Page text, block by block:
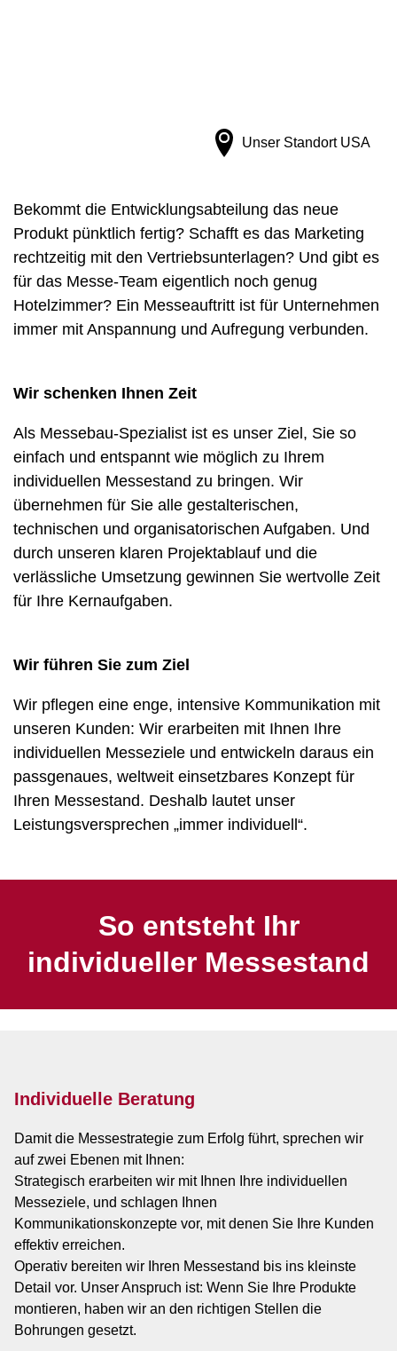
Unser Standort USA
Bekommt die Entwicklungsabteilung das neue
Produkt pünktlich fertig? Schafft es das Marketing
rechtzeitig mit den Vertriebsunterlagen? Und gibt es
für das Messe-Team eigentlich noch genug
Hotelzimmer? Ein Messeauftritt ist für Unternehmen
immer mit Anspannung und Aufregung verbunden.
Wir schenken Ihnen Zeit
Als Messebau-Spezialist ist es unser Ziel, Sie so
einfach und entspannt wie möglich zu Ihrem
individuellen Messestand zu bringen. Wir
übernehmen für Sie alle gestalterischen,
technischen und organisatorischen Aufgaben. Und
durch unseren klaren Projektablauf und die
verlässliche Umsetzung gewinnen Sie wertvolle Zeit
für Ihre Kernaufgaben.
Wir führen Sie zum Ziel
Wir pflegen eine enge, intensive Kommunikation mit
unseren Kunden: Wir erarbeiten mit Ihnen Ihre
individuellen Messeziele und entwickeln daraus ein
passgenaues, weltweit einsetzbares Konzept für
Ihren Messestand. Deshalb lautet unser
Leistungsversprechen „immer individuell“.
So entsteht Ihr
individueller Messestand
Individuelle Beratung
Damit die Messestrategie zum Erfolg führt, sprechen wir
auf zwei Ebenen mit Ihnen:
Strategisch erarbeiten wir mit Ihnen Ihre individuellen
Messeziele, und schlagen Ihnen
Kommunikationskonzepte vor, mit denen Sie Ihre Kunden
effektiv erreichen.
Operativ bereiten wir Ihren Messestand bis ins kleinste
Detail vor. Unser Anspruch ist: Wenn Sie Ihre Produkte
montieren, haben wir an den richtigen Stellen die
Bohrungen gesetzt.